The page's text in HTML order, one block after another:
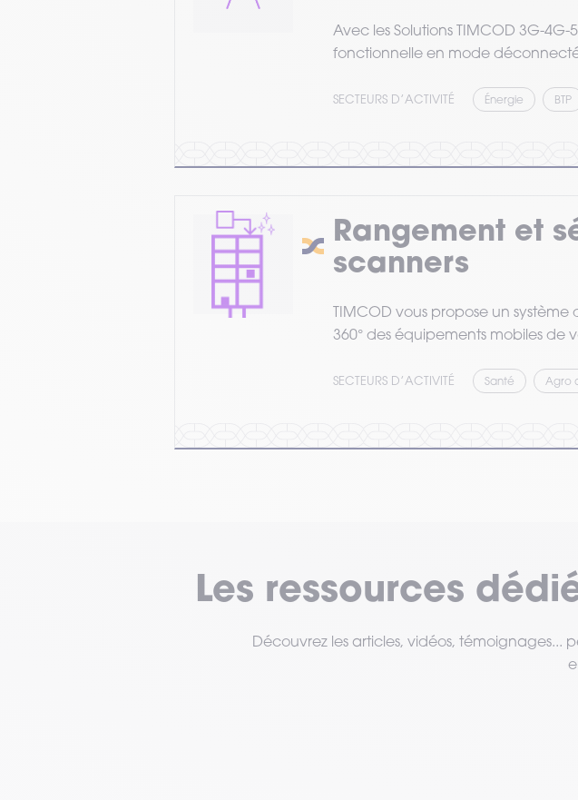
Avec les Solutions TIMCOD 3G-
fonctionnelle en mode
SECTEURS D’ACTIVITÉ Énergie BTP
Rangement et
scanners
TIMCOD vous propose un
360° des équipements mobiles de
SECTEURS D’ACTIVITÉ Santé Agro
Les ressources
Découvrez les articles, vidéos,